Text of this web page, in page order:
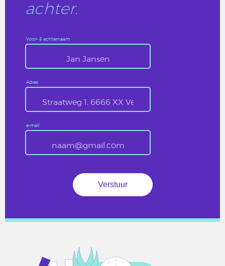
achter.
Voor- & achternaam
Adres
e-mail